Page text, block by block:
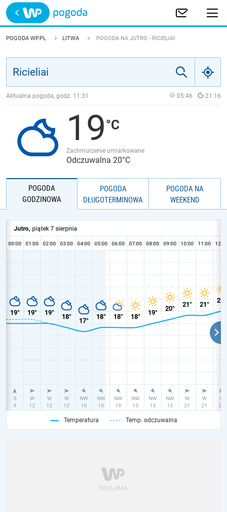
Trwa ładowanie
POLSKA
JAKOŚĆ POWIETRZA
POGODA WP.PL LITWA POGODA NA JUTRO - RICIELIAI
Aktualna pogoda, godz. 11:31 05:46 21:16
19
Zachmurzenie umiarkowane
Odczuwalna 20°C
POGODA
GODZINOWA
POGODA
DŁUGOTERMINOWA
POGODA NA
WEEKEND
Temperatura Temp. odczuwalna